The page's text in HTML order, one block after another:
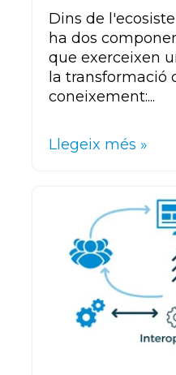
Dins de
ha dos
que exerceixen
la transformació
coneixement:...
Llegeix més »